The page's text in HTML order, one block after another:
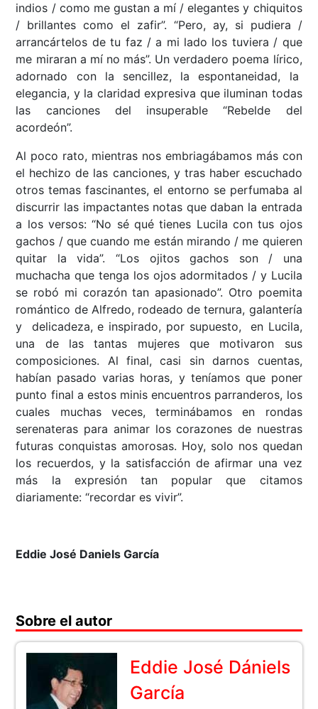
indios / como me gustan a mí / elegantes y chiquitos
/ brillantes como el zafir”. “Pero, ay, si pudiera /
arrancártelos de tu faz / a mi lado los tuviera / que
me miraran a mí no más”. Un verdadero poema lírico,
adornado con la sencillez, la espontaneidad, la
elegancia, y la claridad expresiva que iluminan todas
las canciones del insuperable “Rebelde del
acordeón”.
Al poco rato, mientras nos embriagábamos más con
el hechizo de las canciones, y tras haber escuchado
otros temas fascinantes, el entorno se perfumaba al
discurrir las impactantes notas que daban la entrada
a los versos: “No sé qué tienes Lucila con tus ojos
gachos / que cuando me están mirando / me quieren
quitar la vida”. “Los ojitos gachos son / una
muchacha que tenga los ojos adormitados / y Lucila
se robó mi corazón tan apasionado”. Otro poemita
romántico de Alfredo, rodeado de ternura, galantería
y delicadeza, e inspirado, por supuesto, en Lucila,
una de las tantas mujeres que motivaron sus
composiciones. Al final, casi sin darnos cuentas,
habían pasado varias horas, y teníamos que poner
punto final a estos minis encuentros parranderos, los
cuales muchas veces, terminábamos en rondas
serenateras para animar los corazones de nuestras
futuras conquistas amorosas. Hoy, solo nos quedan
los recuerdos, y la satisfacción de afirmar una vez
más la expresión tan popular que citamos
diariamente: “recordar es vivir”.
Eddie José Daniels García
Sobre el autor
Eddie José Dániels
García